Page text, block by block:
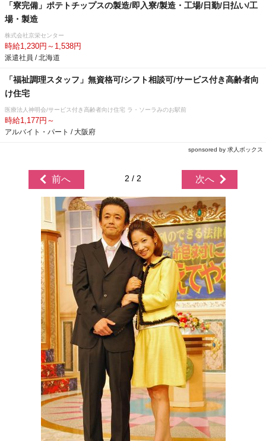
「寮完備」ポテトチップスの製造/即入寮/製造・工場/日勤/日払い/工
場・製造
株式会社京栄センター
時給1,230円～1,538円
派遣社員 / 北海道
「福祉調理スタッフ」無資格可/シフト相談可/サービス付き高齢者向
け住宅
医療法人神明会/サービス付き高齢者向け住宅 ラ・ソーラみのお駅前
時給1,177円～
アルバイト・パート / 大阪府
sponsored by 求人ボックス
前へ 2 / 2 次へ